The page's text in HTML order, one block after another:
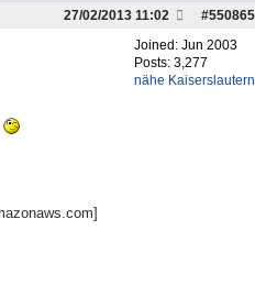
#550865
27/02/2013 11:02
Joined: Jun 2003
Posts: 3,277
nähe Kaiserslautern